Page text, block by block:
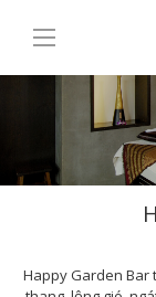
Happy Garden Bar